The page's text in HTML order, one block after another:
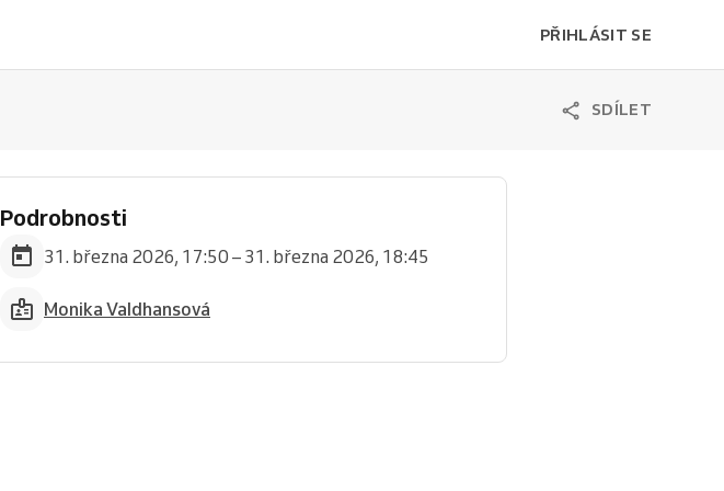
PŘIHLÁSIT SE
SDÍLET
Podrobnosti
31. března 2026, 17:50 – 31. března 2026, 18:45
Monika Valdhansová